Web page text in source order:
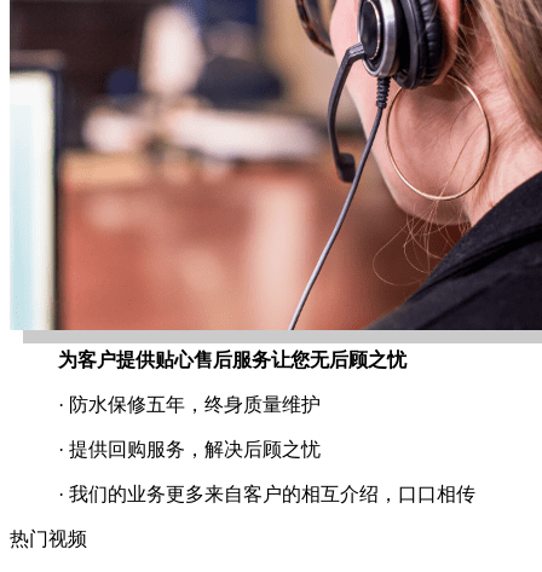
为客户提供贴心售后服务让您无后顾之忧
· 防水保修五年，终身质量维护
· 提供回购服务，解决后顾之忧
· 我们的业务更多来自客户的相互介绍，口口相传
热门视频